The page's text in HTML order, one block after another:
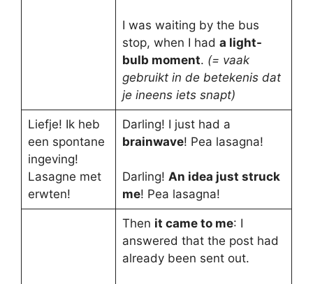
I was waiting by the bus
stop, when I had a light-
bulb moment. (= vaak
gebruikt in de betekenis dat
je ineens iets snapt)
Liefje! Ik heb
een spontane
ingeving!
Lasagne met
erwten!
Darling! I just had a
brainwave! Pea lasagna!
Darling! An idea just struck
me! Pea lasagna!
Then it came to me: I
answered that the post had
already been sent out.